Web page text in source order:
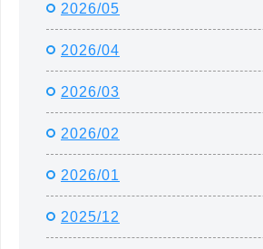
2026/05
2026/04
2026/03
2026/02
2026/01
2025/12